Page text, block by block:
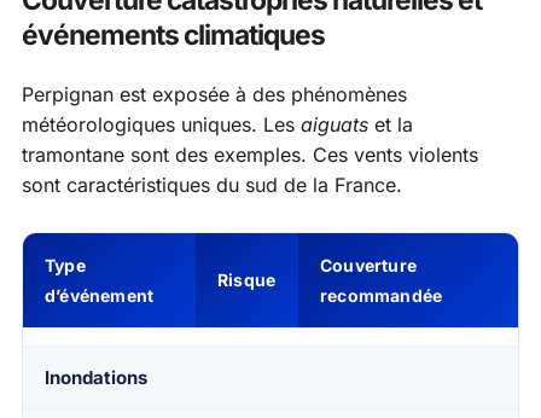
événements climatiques
Perpignan est exposée à des phénomènes
météorologiques uniques. Les aiguats et la
tramontane sont des exemples. Ces vents violents
sont caractéristiques du sud de la France.
Type
d’événement
Risque
Couverture
recommandée
Inondations